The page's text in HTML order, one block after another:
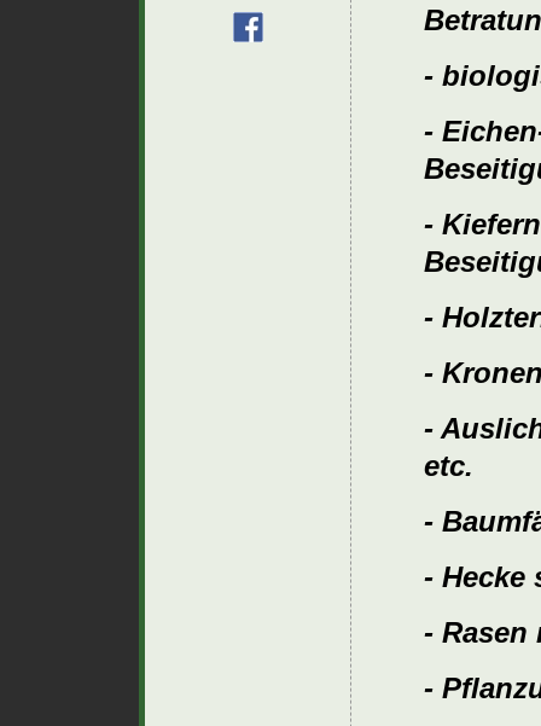
-
-
-
-
-
-
etc.
-
- Hecke
- Rasen
-